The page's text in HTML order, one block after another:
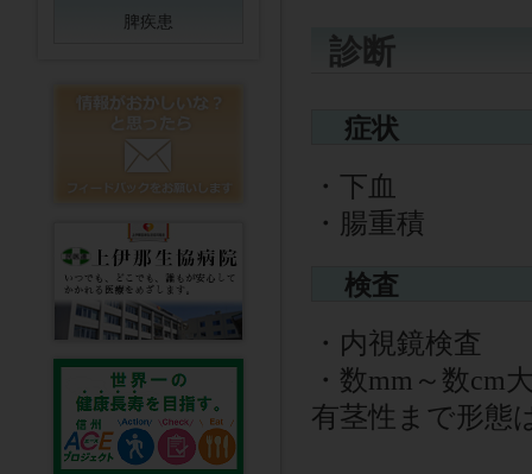
診断
症状
・下血
・腸重積
検査
・内視鏡検査
・数mm～数cm
有茎性まで形態
脾疾患